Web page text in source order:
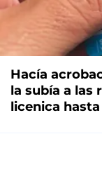
Hacía
la subía a las
licenica hasta